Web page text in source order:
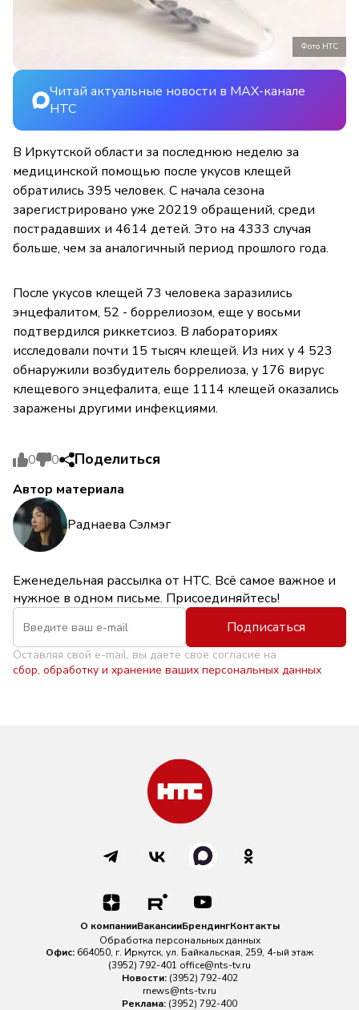
Фото НТС
Читай актуальные новости в MAX-канале
НТС
В Иркутской области за последнюю неделю за
медицинской помощью после укусов клещей
обратились 395 человек. С начала сезона
зарегистрировано уже 20219 обращений, среди
пострадавших и 4614 детей. Это на 4333 случая
больше, чем за аналогичный период прошлого года.
После укусов клещей 73 человека заразились
энцефалитом, 52 - боррелиозом, еще у восьми
подтвердился риккетсиоз. В лабораториях
исследовали почти 15 тысяч клещей. Из них у 4 523
обнаружили возбудитель боррелиоза, у 176 вирус
клещевого энцефалита, еще 1114 клещей оказались
заражены другими инфекциями.
0 0 Поделиться
Автор материала
Раднаева Сэлмэг
Еженедельная рассылка от НТС. Всё самое важное и
нужное в одном письме. Присоединяйтесь!
Подписаться
Оставляя свой e-mail, вы даете свое согласие на
сбор, обработку и хранение ваших персональных данных
О компанииВакансииБрендингКонтакты
Обработка персональных данных
Офис: 664050, г. Иркутск, ул. Байкальская, 259, 4-ый этаж
(3952) 792-401 office@nts-tv.ru
Новости: (3952) 792-402
rnews@nts-tv.ru
Реклама: (3952) 792-400